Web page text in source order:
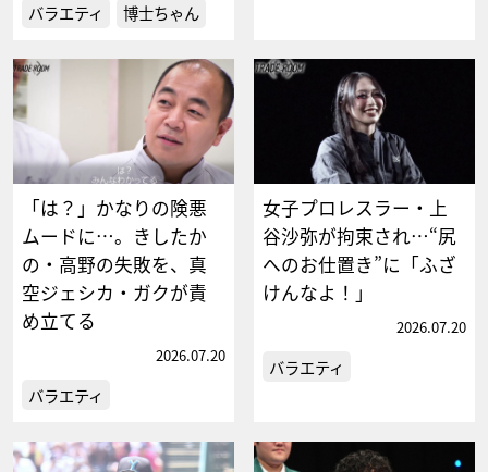
バラエティ 博士ちゃん
「は？」かなりの険悪
ムードに…。きしたか
の・高野の失敗を、真
空ジェシカ・ガクが責
め立てる
2026.07.20
バラエティ
女子プロレスラー・上
谷沙弥が拘束され…“尻
へのお仕置き”に「ふざ
けんなよ！」
2026.07.20
バラエティ